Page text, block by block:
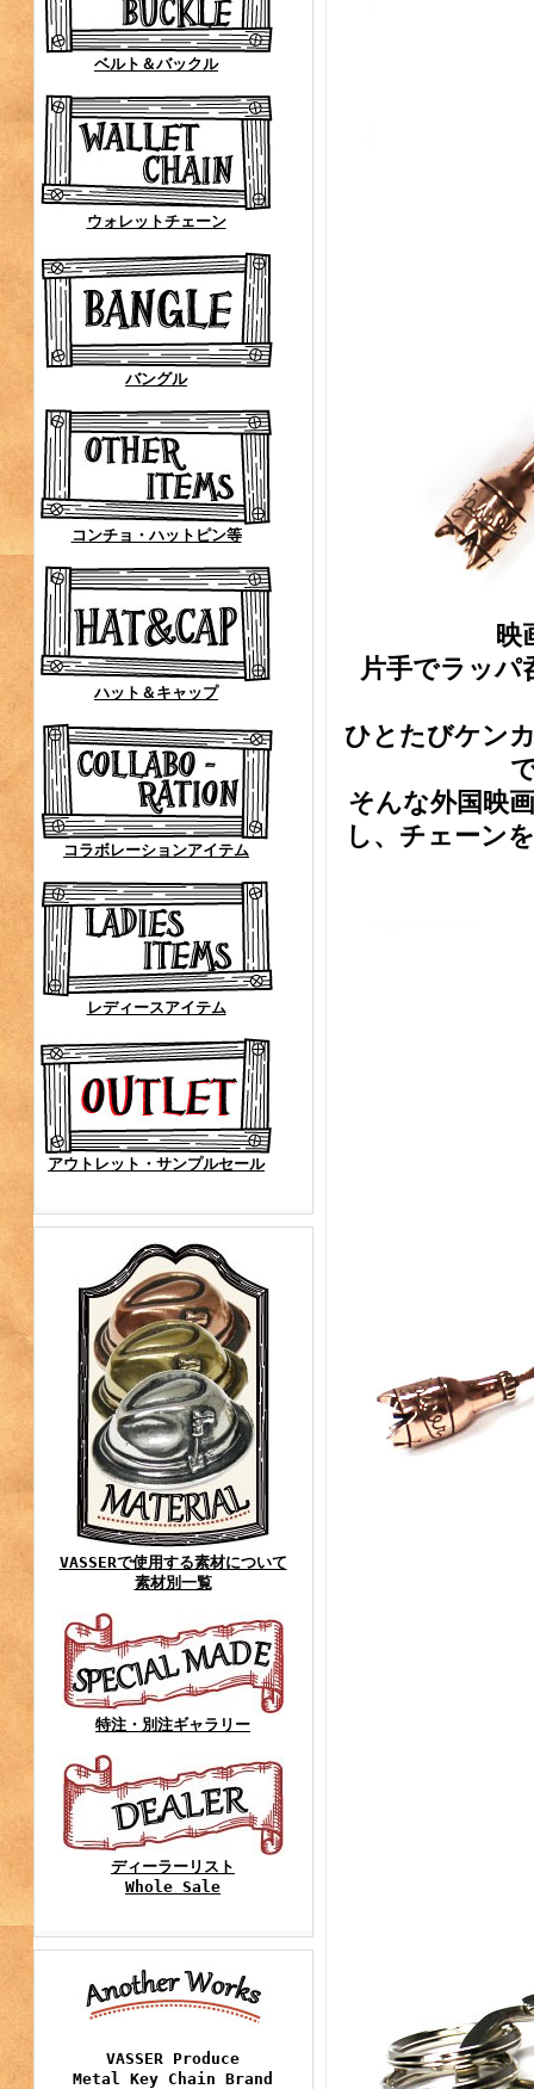
ベルト＆バックル
ウォレットチェーン
バングル
コンチョ・ハットピン等
ハット＆キャップ
コラボレーションアイテム
レディースアイテム
アウトレット・サンプルセール
VASSERで使用する素材について
素材別一覧
特注・別注ギャラリー
ディーラーリスト
Whole Sale
VASSER Produce
Metal Key Chain Brand
映
片手でラッパ
ひとたびケン
そんな外国映
し、チェーン